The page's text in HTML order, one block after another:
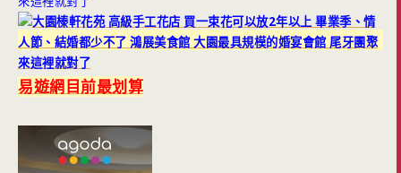
易遊網目前最划算